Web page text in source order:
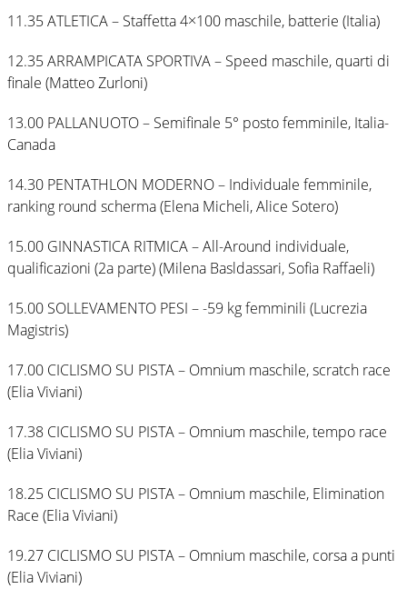
11.35 ATLETICA – Staffetta 4×100 maschile, batterie (Italia)
12.35 ARRAMPICATA SPORTIVA – Speed maschile, quarti di
finale (Matteo Zurloni)
13.00 PALLANUOTO – Semifinale 5° posto femminile, Italia-
Canada
14.30 PENTATHLON MODERNO – Individuale femminile,
ranking round scherma (Elena Micheli, Alice Sotero)
15.00 GINNASTICA RITMICA – All-Around individuale,
qualificazioni (2a parte) (Milena Basldassari, Sofia Raffaeli)
15.00 SOLLEVAMENTO PESI – -59 kg femminili (Lucrezia
Magistris)
17.00 CICLISMO SU PISTA – Omnium maschile, scratch race
(Elia Viviani)
17.38 CICLISMO SU PISTA – Omnium maschile, tempo race
(Elia Viviani)
18.25 CICLISMO SU PISTA – Omnium maschile, Elimination
Race (Elia Viviani)
19.27 CICLISMO SU PISTA – Omnium maschile, corsa a punti
(Elia Viviani)